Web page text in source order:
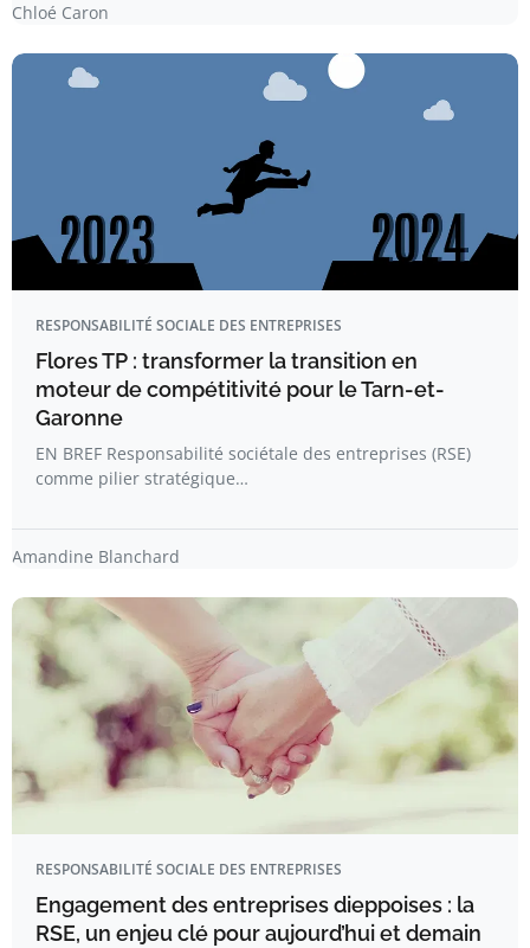
Chloé Caron
RESPONSABILITÉ SOCIALE DES ENTREPRISES
Flores TP : transformer la transition en
moteur de compétitivité pour le Tarn-et-
Garonne
EN BREF Responsabilité sociétale des entreprises (RSE)
comme pilier stratégique…
Amandine Blanchard
RESPONSABILITÉ SOCIALE DES ENTREPRISES
Engagement des entreprises dieppoises : la
RSE, un enjeu clé pour aujourd’hui et demain